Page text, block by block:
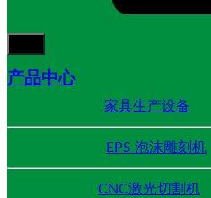
产品中心
家具生产设备
EPS 泡沫雕刻机
CNC激光切割机